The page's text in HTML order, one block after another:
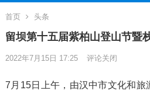
首页 头条
留坝第十五届紫柏山登山节暨
2022年7月15日 17:25 评论关闭
7月15日上午，由汉中市文化和旅